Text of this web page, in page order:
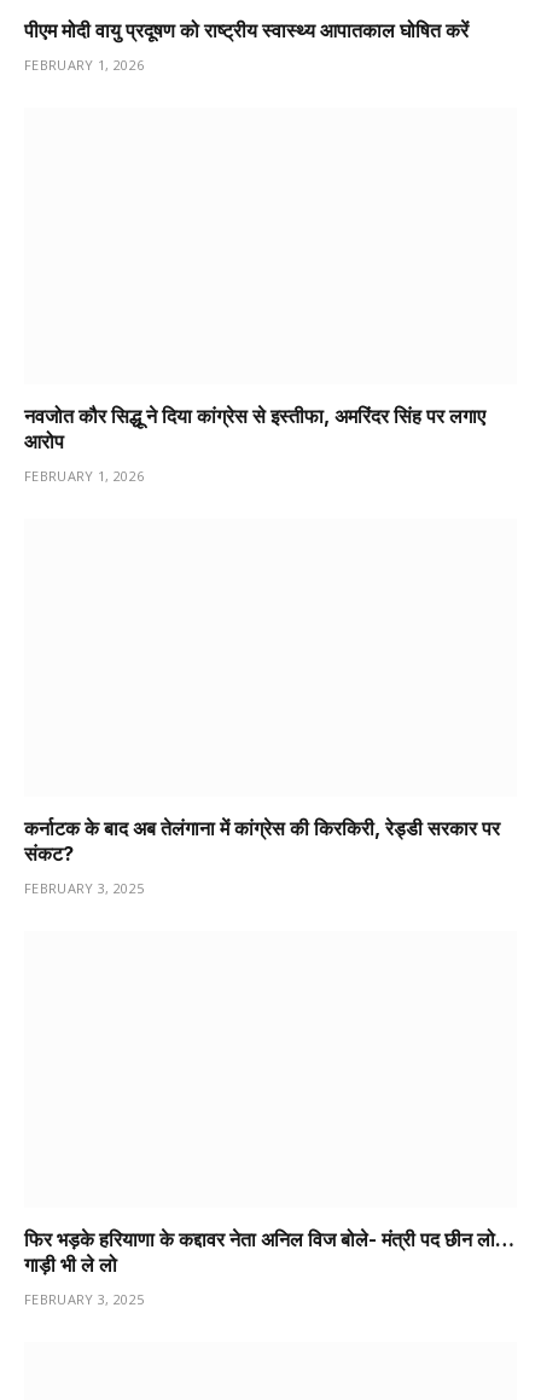
पीएम मोदी वायु प्रदूषण को राष्ट्रीय स्वास्थ्य आपातकाल घोषित करें
FEBRUARY 1, 2026
नवजोत कौर सिद्धू ने दिया कांग्रेस से इस्तीफा, अमरिंदर सिंह पर लगाए
आरोप
FEBRUARY 1, 2026
कर्नाटक के बाद अब तेलंगाना में कांग्रेस की किरकिरी, रेड्डी सरकार पर
संकट?
FEBRUARY 3, 2025
फिर भड़के हरियाणा के कद्दावर नेता अनिल विज बोले- मंत्री पद छीन लो…
गाड़ी भी ले लो
FEBRUARY 3, 2025